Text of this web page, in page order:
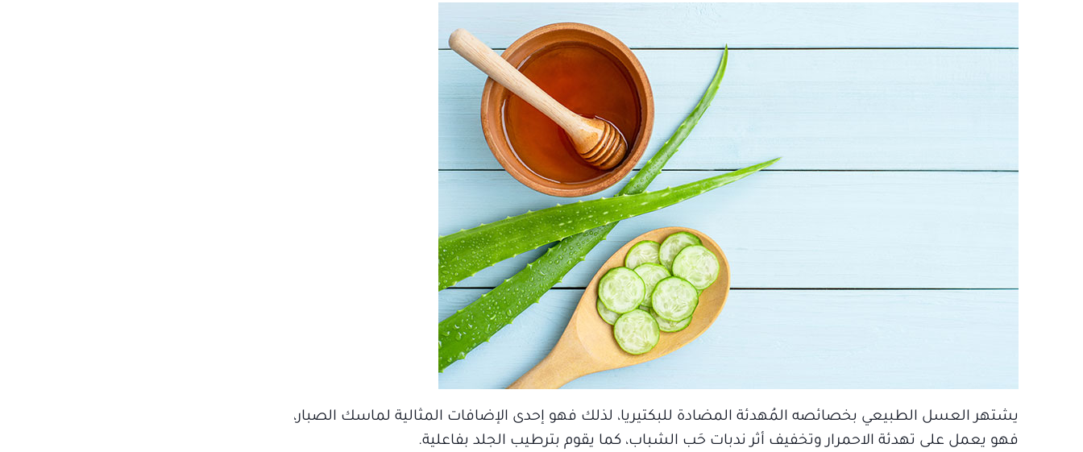
يشتهر العسل الطبيعي بخصائصه المُهدئة المضادة للبكتيريا، لذلك فهو إحدى الإضافات المثالية لماسك الصبار،
فهو يعمل على تهدئة الاحمرار وتخفيف أثر ندبات حَب الشباب، كما يقوم بترطيب الجلد بفاعلية.